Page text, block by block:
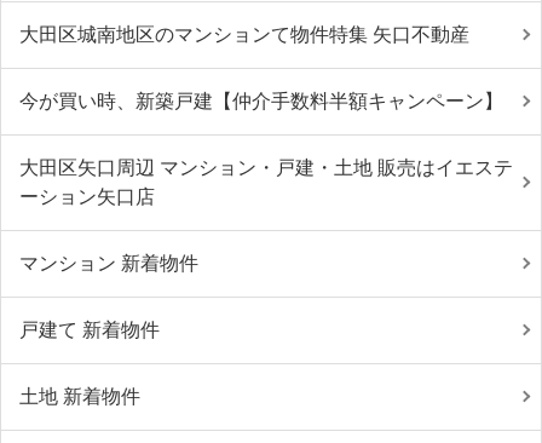
大田区城南地区のマンションて物件特集 矢口不動産
今が買い時、新築戸建【仲介手数料半額キャンペーン】
大田区矢口周辺 マンション・戸建・土地 販売はイエステ
ーション矢口店
マンション 新着物件
戸建て 新着物件
土地 新着物件